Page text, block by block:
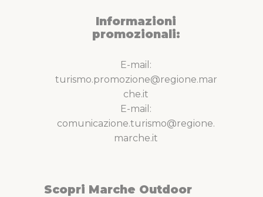
Informazioni
promozionali:
E-mail:
turismo.promozione@regione.mar
che.it
E-mail:
comunicazione.turismo@regione.
marche.it
Scopri Marche Outdoor